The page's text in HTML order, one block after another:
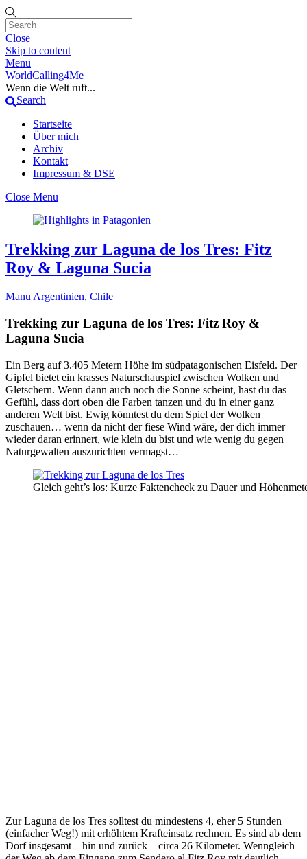
Close
Skip to content
Menu
WorldCalling4Me
Wenn die Welt ruft...
Search
Startseite
Über mich
Archiv
Kontakt
Impressum & DSE
Close Menu
Trekking zur Laguna de los Tres: Fitz
Roy & Laguna Sucia
ManuArgentinien, Chile
Trekking zur Laguna de los Tres: Fitz Roy &
Laguna Sucia
Ein Berg auf 3.405 Metern Höhe im südpatagonischen Eisfeld. Der
Gipfel bietet ein krasses Naturschauspiel zwischen Wolken und
Gletschern. Wenn dann auch noch die Sonne scheint, hast du das
Gefühl, dass dort oben die Farben tanzen und du in einer ganz
anderen Welt bist. Ewig könntest du dem Spiel der Wolken
zuschauen… wenn da nicht der fiese Wind wäre, der dich immer
wieder daran erinnert, wie klein du bist und wie wenig du gegen
Naturgewalten auszurichten vermagst…
Gleich geht’s los: Kurze Faktencheck zu Dauer und
Zur Laguna de los Tres solltest du mindestens 4, eher 5 Stunden
(einfacher Weg!) mit erhöhtem Krafteinsatz rechnen. Es sind ab dem
Dorf insgesamt – hin und zurück – circa 26 Kilometer. Wenngleich